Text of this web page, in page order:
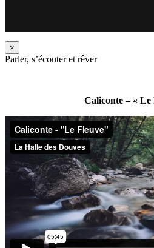
×
Parler, s’écouter et rêver
Caliconte – « Le